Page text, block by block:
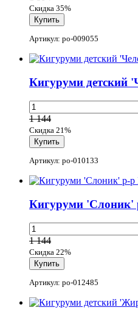
Скидка 35%
Артикул: po-009055
Кигуруми детский
1 144
Скидка 21%
Артикул: po-010133
Кигуруми 'Слоник'
1 144
Скидка 22%
Артикул: po-012485